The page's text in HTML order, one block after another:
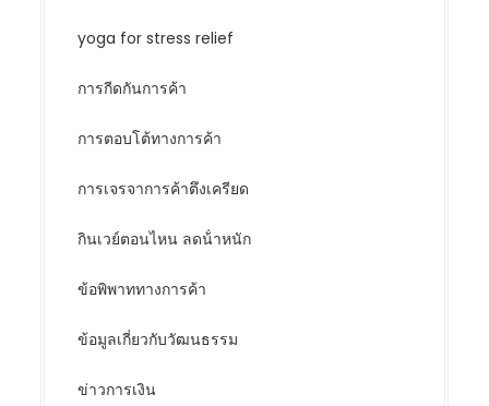
yoga for stress relief
การกีดกันการค้า
การตอบโต้ทางการค้า
การเจรจาการค้าตึงเครียด
กินเวย์ตอนไหน ลดน้ําหนัก
ข้อพิพาททางการค้า
ข้อมูลเกี่ยวกับวัฒนธรรม
ข่าวการเงิน